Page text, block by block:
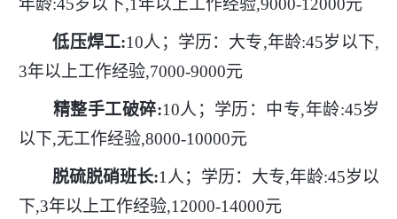
年龄:45岁以下,1年以上工作经验,9000-12000元
低压焊工:10人；学历：大专,年龄:45岁以下,
3年以上工作经验,7000-9000元
精整手工破碎:10人；学历：中专,年龄:45岁
以下,无工作经验,8000-10000元
脱硫脱硝班长:1人；学历：大专,年龄:45岁以
下,3年以上工作经验,12000-14000元